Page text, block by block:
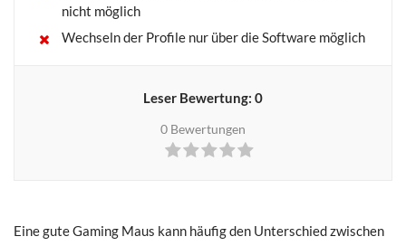
nicht möglich
Wechseln der Profile nur über die Software möglich
Leser Bewertung: 0
0 Bewertungen
Eine gute Gaming Maus kann häufig den Unterschied zwischen